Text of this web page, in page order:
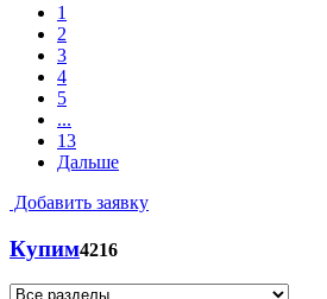
1
2
3
4
5
...
13
Дальше
Добавить заявку
Купим4216